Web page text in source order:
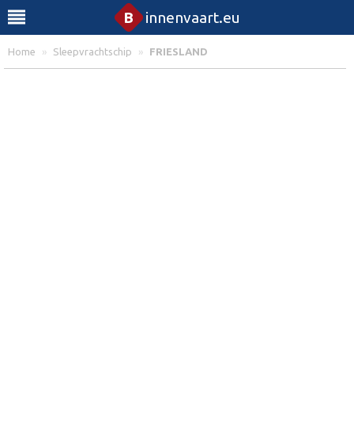
B innenvaart.eu
Home » Sleepvrachtschip » FRIESLAND